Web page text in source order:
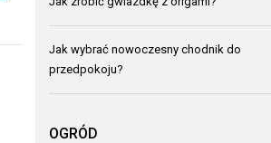
Jak wybrać nowoczesny chodnik do
przedpokoju?
OGRÓD